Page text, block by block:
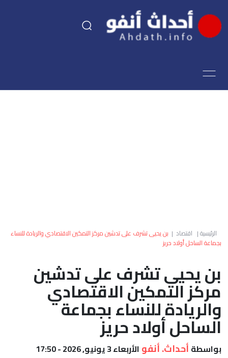
اقتصاد
العالم
الصحراء
الرئيسية| اقتصاد | بن يحيى تشرف على تدشين مركز التمكين الاقتصادي والريادة للنساء
بجماعة الساحل أولاد حريز
بن يحيى تشرف على تدشين
مركز التمكين الاقتصادي
والريادة للنساء بجماعة
الساحل أولاد حريز
بواسطة أحداث. أنفو الأربعاء 3 يونيو, 2026 - 17:50